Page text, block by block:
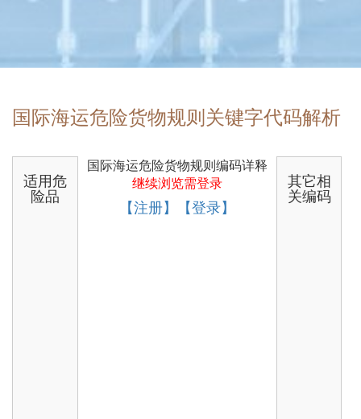
国际海运危险货物规则关键字代码解析
适用危
险品
国际海运危险货物规则编码详释
继续浏览需登录
【注册】【登录】
其它相
关编码